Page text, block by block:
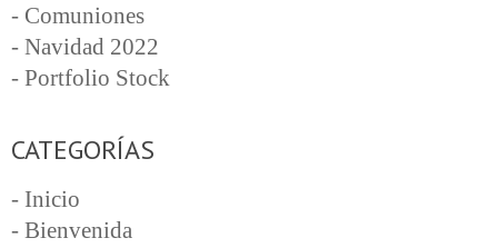
- Comuniones
- Navidad 2022
- Portfolio Stock
CATEGORÍAS
- Inicio
- Bienvenida